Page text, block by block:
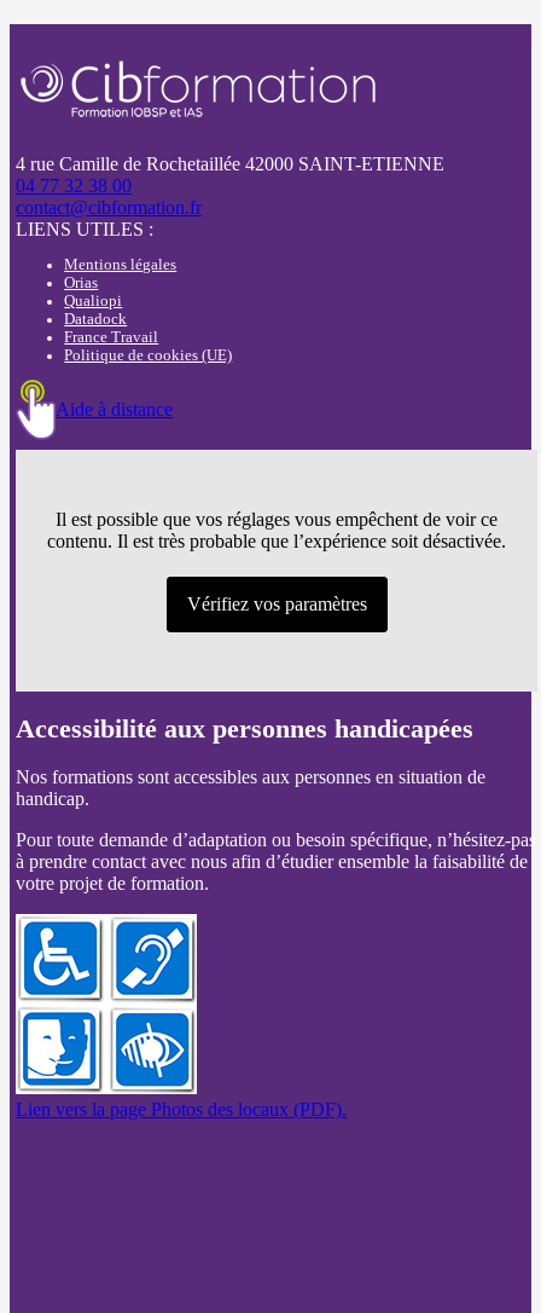
4 rue Camille de Rochetaillée 42000 SAINT-ETIENNE
04 77 32 38 00
contact@cibformation.fr
LIENS UTILES :
Mentions légales
Orias
Qualiopi
Datadock
France Travail
Politique de cookies (UE)
Aide à distance
Il est possible que vos réglages vous empêchent de voir ce
contenu. Il est très probable que l’expérience soit désactivée.
Vérifiez vos paramètres
Accessibilité aux personnes handicapées
Nos formations sont accessibles aux personnes en situation de
handicap.
Pour toute demande d’adaptation ou besoin spécifique, n’hésitez-pas
à prendre contact avec nous afin d’étudier ensemble la faisabilité de
votre projet de formation.
Lien vers la page Photos des locaux (PDF).